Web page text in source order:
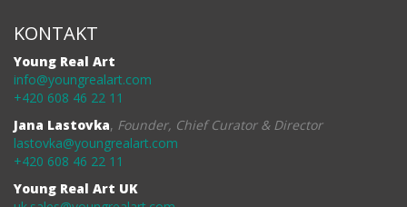
KONTAKT
Young Real Art
info@youngrealart.com
+420 608 46 22 11
Jana Lastovka, Founder, Chief Curator & Director
lastovka@youngrealart.com
+420 608 46 22 11
Young Real Art UK